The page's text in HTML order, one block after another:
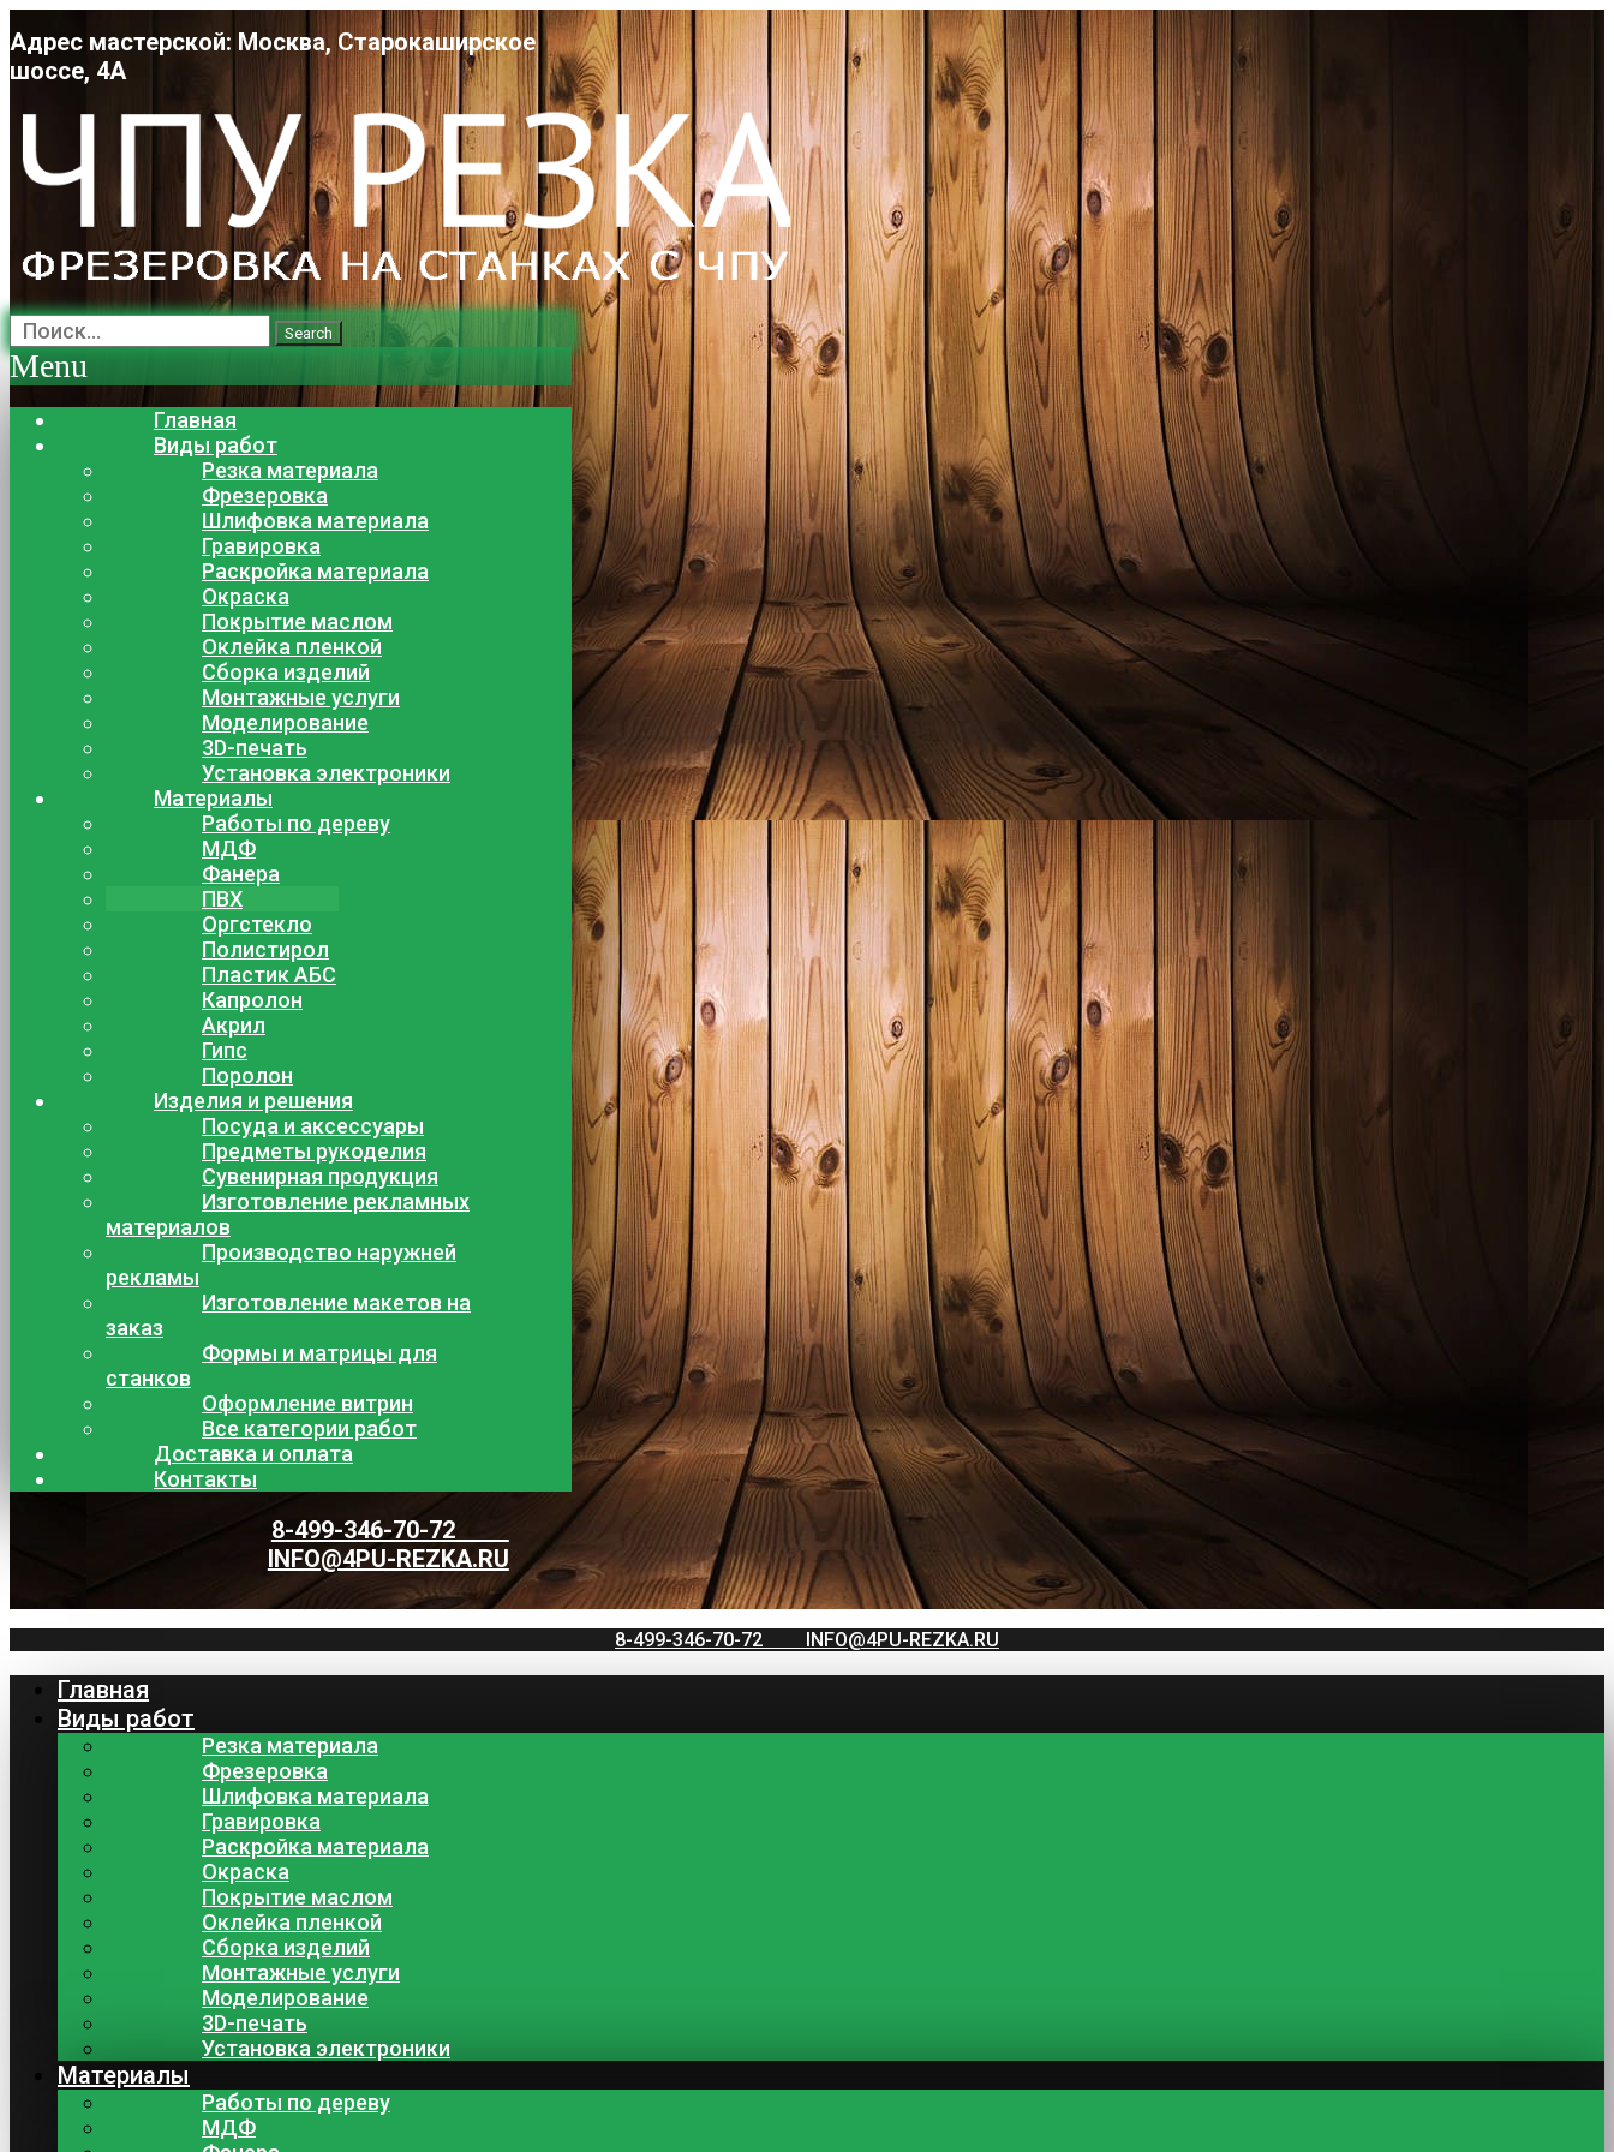
Адрес мастерской: Москва, Старокаширское
шоссе, 4А
Search
Menu
Главная
Виды работ
Резка материала
Фрезеровка
Шлифовка материала
Гравировка
Раскройка материала
Окраска
Покрытие маслом
Оклейка пленкой
Сборка изделий
Монтажные услуги
Моделирование
3D-печать
Установка электроники
Материалы
Работы по дереву
МДФ
Фанера
ПВХ
Оргстекло
Полистирол
Пластик АБС
Капролон
Акрил
Гипс
Поролон
Изделия и решения
Посуда и аксессуары
Предметы рукоделия
Сувенирная продукция
Изготовление рекламных
материалов
Производство наружней
рекламы
Изготовление макетов на
заказ
Формы и матрицы для
станков
Оформление витрин
Все категории работ
Доставка и оплата
Контакты
8-499-346-70-72
INFO@4PU-REZKA.RU
8-499-346-70-72 INFO@4PU-REZKA.RU
Главная
Виды работ
Резка материала
Фрезеровка
Шлифовка материала
Гравировка
Раскройка материала
Окраска
Покрытие маслом
Оклейка пленкой
Сборка изделий
Монтажные услуги
Моделирование
3D-печать
Установка электроники
Материалы
Работы по дереву
МДФ